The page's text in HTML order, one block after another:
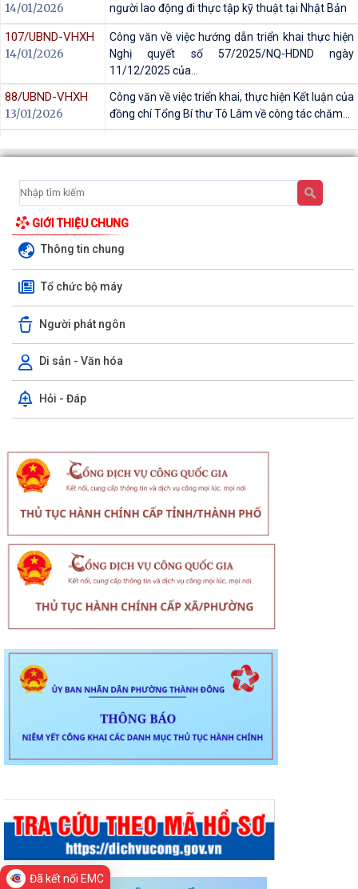
14/01/2026
người lao động đi thực tập kỹ thuật tại Nhật Bản
107/UBND-VHXH
14/01/2026
Công văn về việc hướng dẫn triển khai thực hiện
Nghị quyết số 57/2025/NQ-HDND ngày
11/12/2025 của...
88/UBND-VHXH
13/01/2026
Công văn về việc triển khai, thực hiện Kết luận của
đồng chí Tổng Bí thư Tô Lâm về công tác chăm...
13/01/2026
hướng dẫn chấp hành pháp luật về cư trú
59/UBND-VHXH
09/01/2026
Công văn về việc triển khai thực hiện Chỉ thị số
35/CT-TTg ngày 23/12/2025 về tăng cường thực
hiện...
57/UBND-VHXH
Công văn về việc sản phẩm truyền thông mẫu
đổi dân số...
GIỚI THIỆU CHUNG
Thông tin chung
Tổ chức bộ máy
Người phát ngôn
Di sản - Văn hóa
Hỏi - Đáp
Đã kết nối EMC